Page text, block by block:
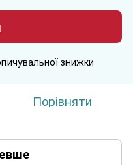
знижки
Порівняти